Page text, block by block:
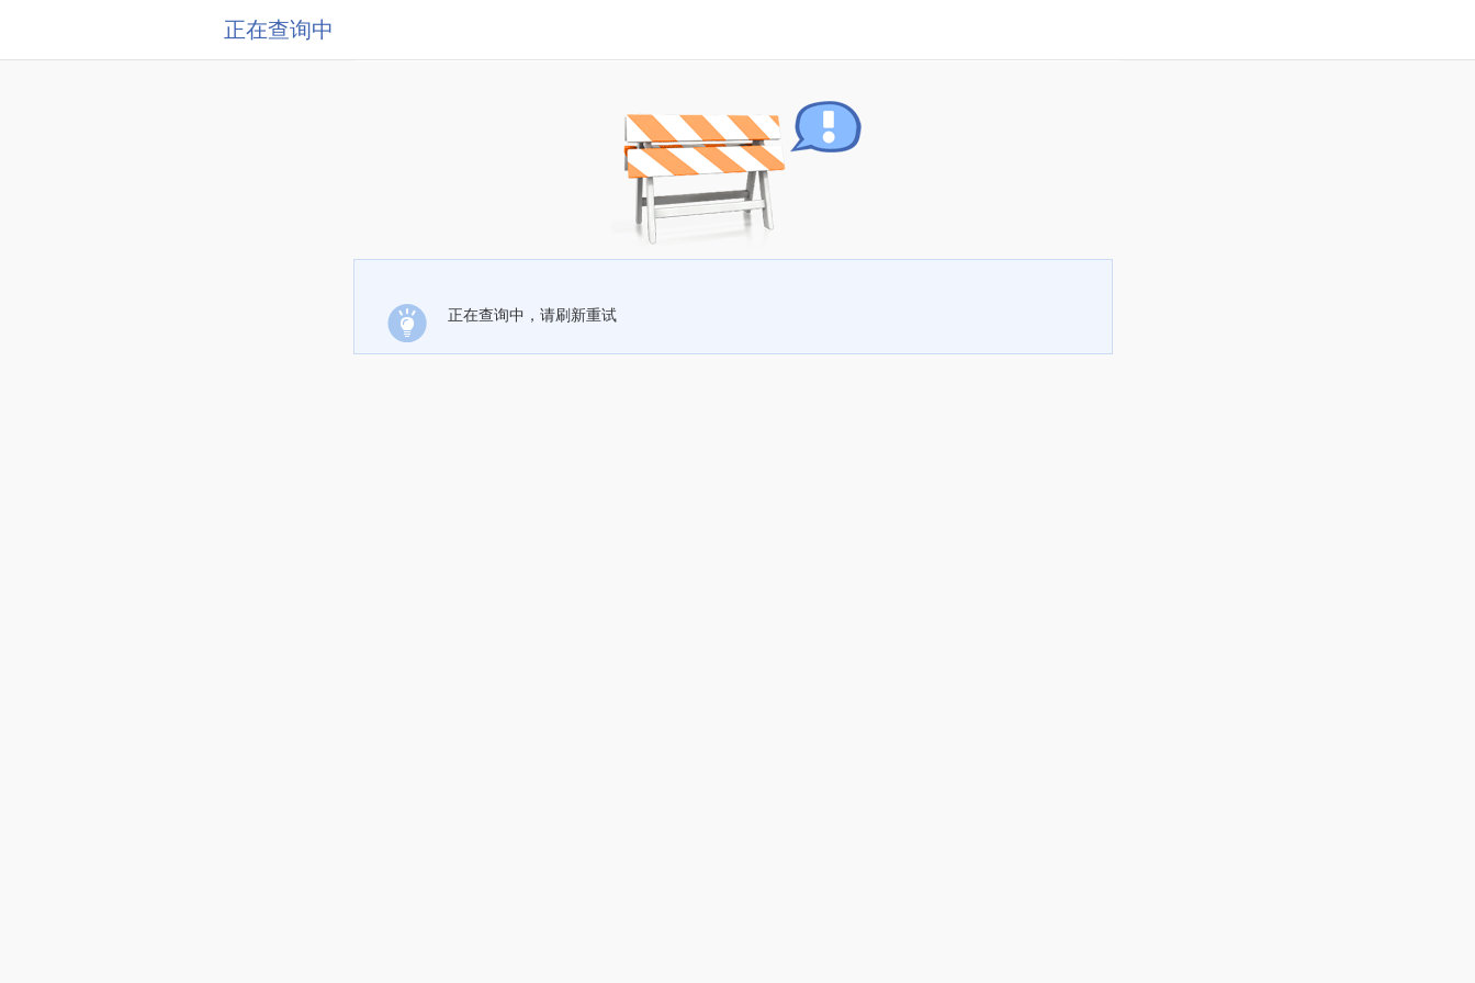
正在查询中
正在查询中，请刷新重试